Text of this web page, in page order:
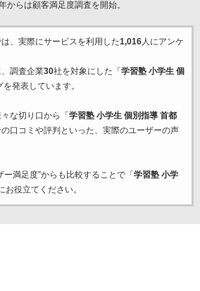
からは顧客満足度調査を開始。
、実際にサービスを利用した1,016人にアンケ
調査企業30社を対象にした「 学習塾 小学生 個
を発表しています。
な切り口から「 学習塾 小学生 個別指導 首都
口コミや評判といった、実際のユーザーの声
満足度”からも比較することで「 学習塾 小学
お役立てください。